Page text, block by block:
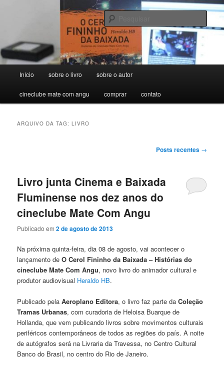
principal
secundárioO Cerol Fininho da Baixada –
Histórias do cineclube Mate Com
Angu
principal
Início sobre o livro sobre o autor
cineclube mate com angu comprar contato
ARQUIVO DA TAG:LIVRO
Posts recentes →
Livro junta Cinema e Baixada
Fluminense nos dez anos do
cineclube Mate Com Angu
Publicado em2 de agosto de 2013
Na próxima quinta-feira, dia 08 de agosto, vai acontecer o
lançamento deO Cerol Fininho da Baixada – Histórias do
cineclube Mate Com Angu, novo livro do animador cultural e
produtor audiovisual Heraldo HB.
Publicado pelaAeroplano Editora, o livro faz parte daColeção
Tramas Urbanas, com curadoria de Heloisa Buarque de
Hollanda, que vem publicando livros sobre movimentos culturais
periféricos contemporâneos de todos as regiões do país. A noite
de autógrafos será na Livraria da Travessa, no Centro Cultural
Banco do Brasil, no centro do Rio de Janeiro.